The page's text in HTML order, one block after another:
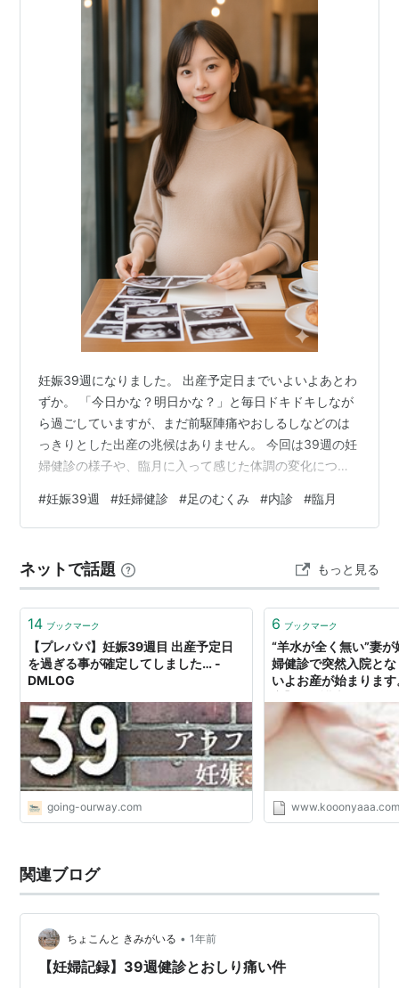
妊娠39週になりました。 出産予定日までいよいよあとわ
ずか。 「今日かな？明日かな？」と毎日ドキドキしなが
ら過ごしていますが、まだ前駆陣痛やおしるしなどのは
っきりとした出産の兆候はありません。 今回は39週の妊
婦健診の様子や、臨月に入って感じた体調の変化につい
ひどくなりました 39週に入って一番驚いたのが、足のむ
くみです。 これまでも多少のむくみはありましたが、こ
んでいて、 「こんなにむくんだのは初めて…！」 と思う
くらい。 臨月になるとむくみやすいとは聞いていました
が、実際に体験すると…
#妊娠39週 #妊婦健診 #足のむくみ #内診 #臨月
ネットで話題 もっと見る
14 ブックマーク
【プレパパ】妊娠39週目 出産予定日
を過ぎる事が確定してしました… -
DMLOG
going-ourway.com
6 ブックマーク
“羊水が全く無い”妻
婦健診で突然入院と
いよお産が始まりま
関連ブログ
ちょこんと きみがいる • 1年前
【妊婦記録】39週健診とおしり痛い件